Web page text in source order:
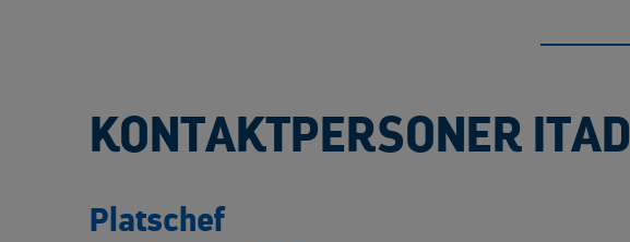
KONTAKTPERSONER ITAD
Platschef